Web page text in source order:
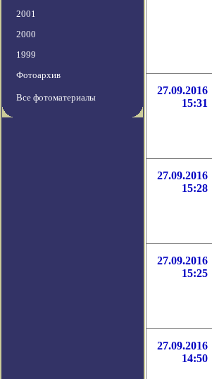
2001
2000
1999
Фотоархив
Все фотоматериалы
27.09.2016
15:31
27.09.2016
15:28
27.09.2016
15:25
27.09.2016
14:50